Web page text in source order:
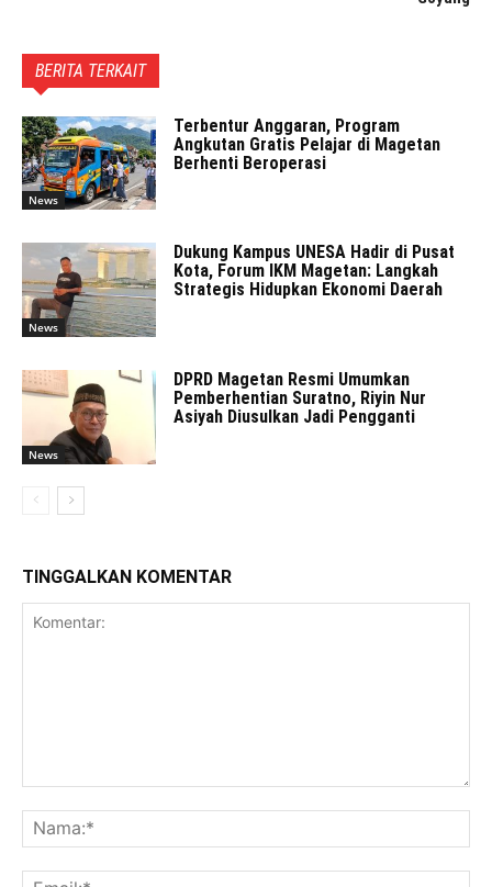
BERITA TERKAIT
News
Terbentur Anggaran, Program
Angkutan Gratis Pelajar di Magetan
Berhenti Beroperasi
News
Dukung Kampus UNESA Hadir di Pusat
Kota, Forum IKM Magetan: Langkah
Strategis Hidupkan Ekonomi Daerah
News
DPRD Magetan Resmi Umumkan
Pemberhentian Suratno, Riyin Nur
Asiyah Diusulkan Jadi Pengganti
TINGGALKAN KOMENTAR